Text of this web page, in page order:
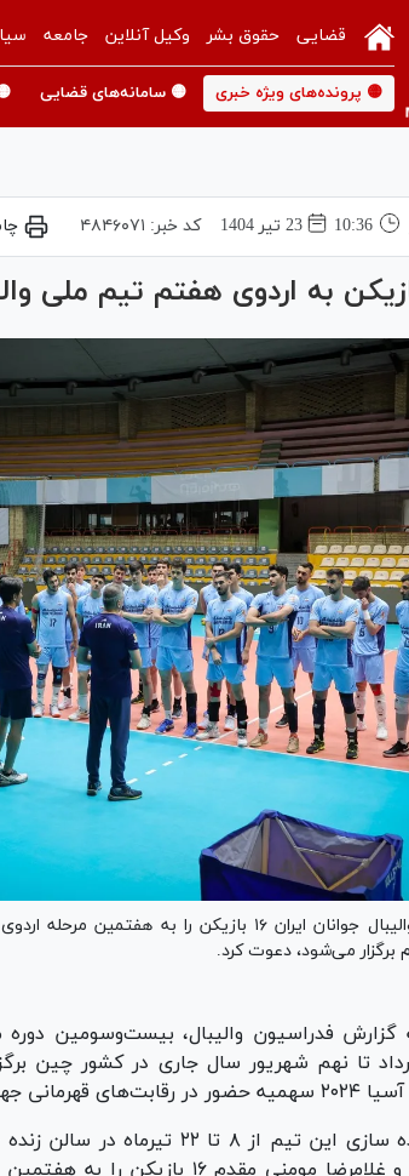
قضایی حقوق بشر وکیل آنلاین جامعه
🟡 پرونده‌های ویژه خبری 🟡 سامانه‌های قضایی
10:36 23 تير 1404 کد خبر: ۴۸۴۶۰۷۱
سرمربی تیم ملی والیبال جوانان ایران ۱۶ بازیکن
برگزار می‌شود، دعوت کرد.
جهان از ۳۰ مرداد تا نهم شهریور سال جاری در کشور
آن خود کردند.
ششمین اردوی آماده سازی این تیم
والیبال پیگیری شد و غلامرضا مومنی